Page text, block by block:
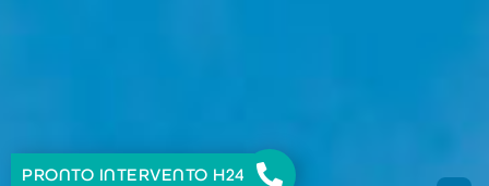
PRONTO INTERVENTO H24